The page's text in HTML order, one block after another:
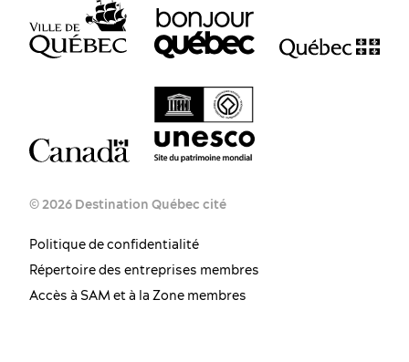
© 2026 Destination Québec cité
Politique de confidentialité
Répertoire des entreprises membres
Accès à SAM et à la Zone membres